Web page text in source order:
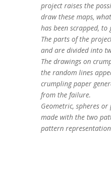
project raises the
draw these maps,
has been scrapped, to
The parts of the
and are divided into
The drawings on
the random lines
crumpling paper
from the failure.
Geometric, spheres
made with the two
pattern